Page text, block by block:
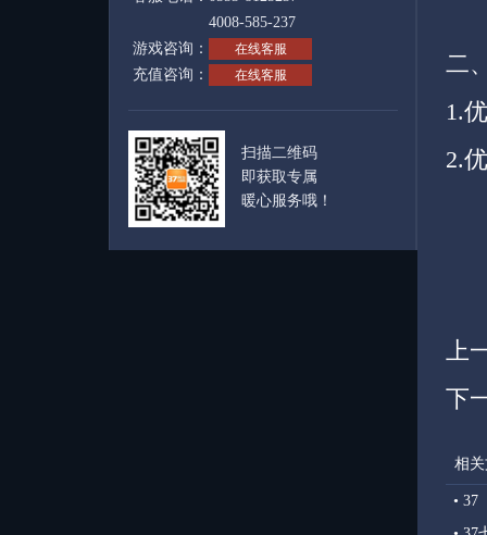
4008-585-237
游戏咨询：
在线客服
充值咨询： 在线客服
扫描二维码
即获取专属
暖心服务哦！
二
1.
2.
上
下
相
• 37